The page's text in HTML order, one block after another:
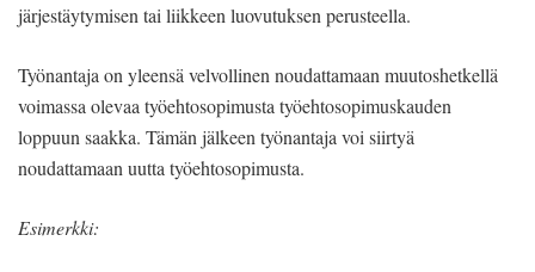
järjestäytymisen tai liikkeen luovutuksen perusteella.
Työnantaja on yleensä velvollinen noudattamaan muutoshetkellä
voimassa olevaa työehtosopimusta työehtosopimuskauden
loppuun saakka. Tämän jälkeen työnantaja voi siirtyä
noudattamaan uutta työehtosopimusta.
Esimerkki: